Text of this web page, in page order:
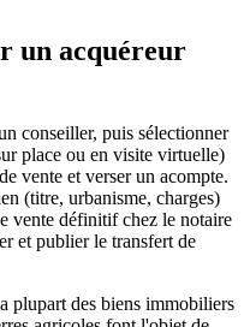
un acquéreur
conseiller, puis sélectionner
place ou en visite virtuelle)
vente et verser un acompte.
(titre, urbanisme, charges)
vente définitif chez le notaire
et publier le transfert de
plupart des biens immobiliers